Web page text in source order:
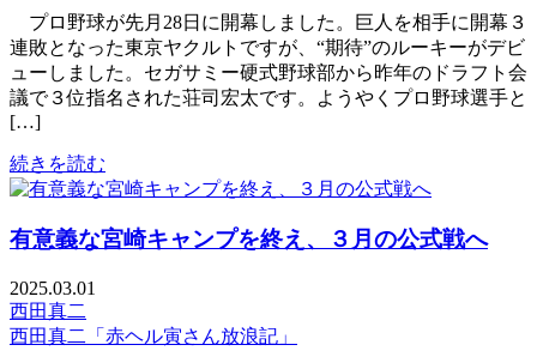
プロ野球が先月28日に開幕しました。巨人を相手に開幕３
連敗となった東京ヤクルトですが、“期待”のルーキーがデビ
ューしました。セガサミー硬式野球部から昨年のドラフト会
議で３位指名された荘司宏太です。ようやくプロ野球選手と
[…]
続きを読む
有意義な宮崎キャンプを終え、３月の公式戦へ
2025.03.01
西田真二
西田真二「赤ヘル寅さん放浪記」